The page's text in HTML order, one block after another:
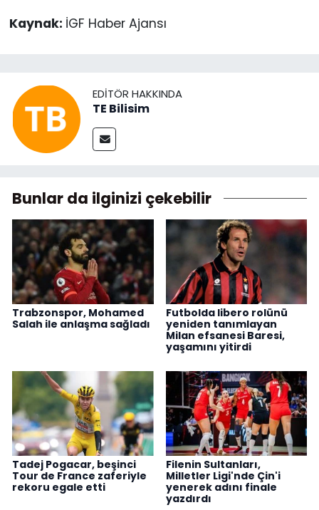
Kaynak: İGF Haber Ajansı
EDITÖR HAKKINDA
TE Bilisim
Bunlar da ilginizi çekebilir
Trabzonspor, Mohamed
Salah ile anlaşma sağladı
Futbolda libero rolünü
yeniden tanımlayan
Milan efsanesi Baresi,
yaşamını yitirdi
Tadej Pogacar, beşinci
Tour de France zaferiyle
rekoru egale etti
Filenin Sultanları,
Milletler Ligi'nde Çin'i
yenerek adını finale
yazdırdı